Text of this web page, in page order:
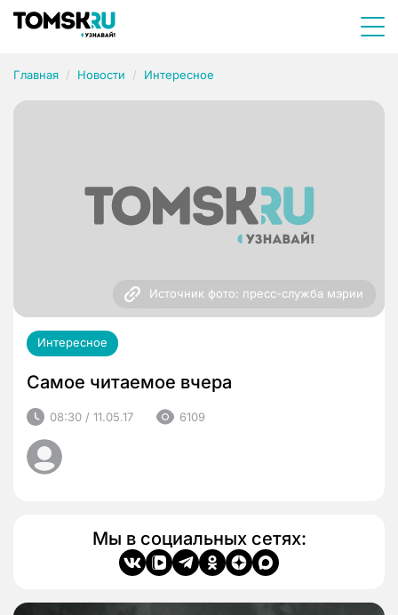
Главная Новости Интересное
Источник фото: пресс-служба мэрии
Интересное
Самое читаемое вчера
08:30 / 11.05.17 6109
Мы в социальных сетях: